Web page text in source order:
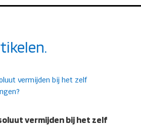
vermijden bij het zelf